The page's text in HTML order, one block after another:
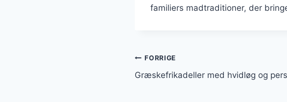
familiers madtraditioner, der
Indlægsnavigation
FORRIGE
Græskefrikadeller med hvidløg og